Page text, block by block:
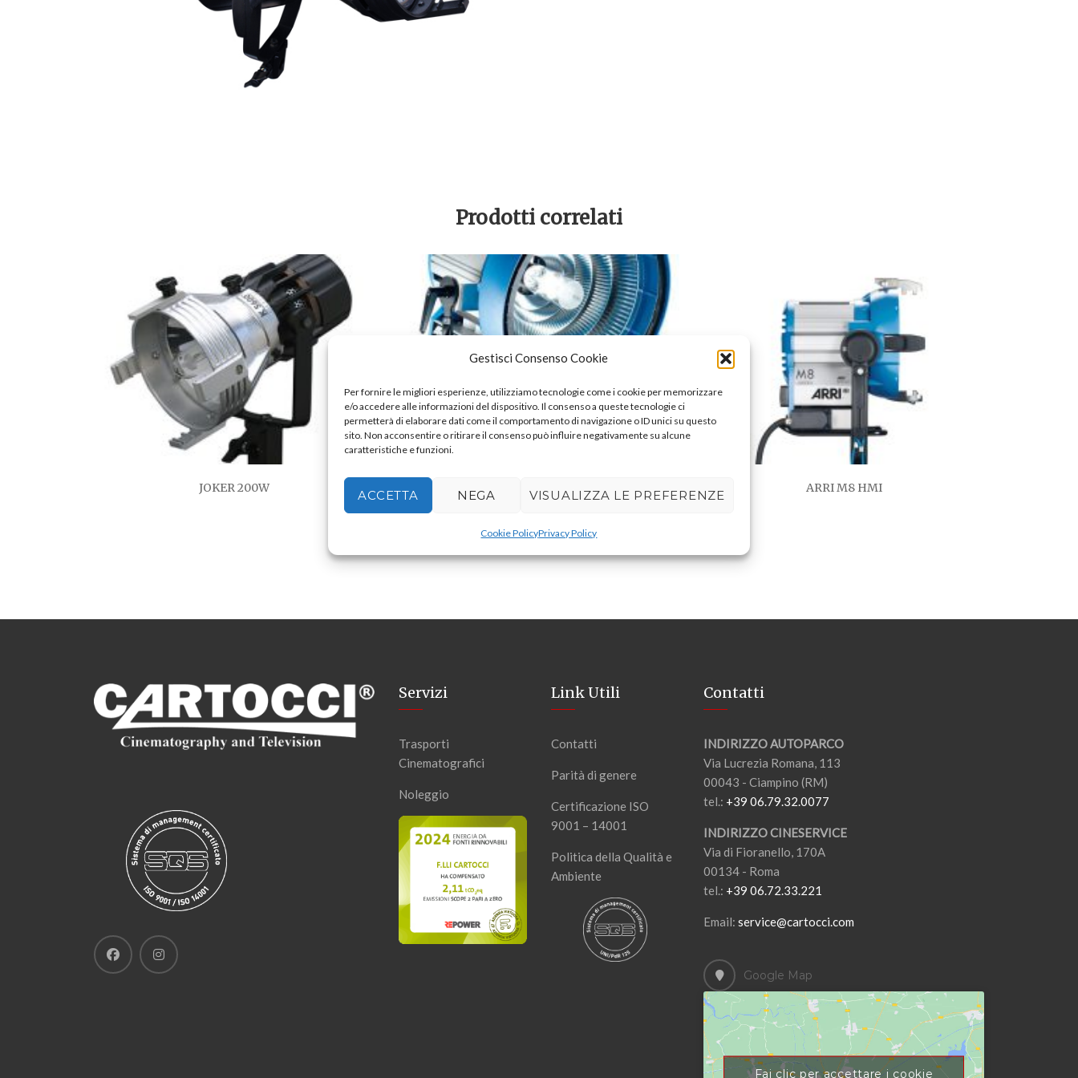
Gestisci Consenso Cookie
Per fornire le migliori esperienze, utilizziamo tecnologie come i cookie per memorizzare
e/o accedere alle informazioni del dispositivo. Il consenso a queste tecnologie ci
permetterà di elaborare dati come il comportamento di navigazione o ID unici su questo
sito. Non acconsentire o ritirare il consenso può influire negativamente su alcune
caratteristiche e funzioni.
ACCETTA NEGA VISUALIZZA LE PREFERENZE
Cookie PolicyPrivacy Policy
Prodotti correlati
JOKER 200W ARRI M90 HMI ARRI M8 HMI
Servizi
Trasporti
Cinematografici
Noleggio
Link Utili
Contatti
Parità di genere
Certificazione ISO
9001 – 14001
Politica della Qualità e
Ambiente
Contatti
INDIRIZZO AUTOPARCO
Via Lucrezia Romana, 113
00043 - Ciampino (RM)
tel.: +39 06.79.32.0077
INDIRIZZO CINESERVICE
Via di Fioranello, 170A
00134 - Roma
tel.: +39 06.72.33.221
Email: service@cartocci.com
Google Map
Fai clic per accettare i cookie